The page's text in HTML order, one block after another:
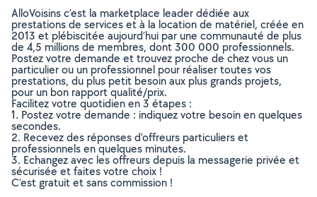
AlloVoisins c’est la marketplace leader dédiée aux
prestations de services et à la location de matériel, créée en
2013 et plébiscitée aujourd’hui par une communauté de plus
de 4,5 millions de membres, dont 300 000 professionnels.
Postez votre demande et trouvez proche de chez vous un
particulier ou un professionnel pour réaliser toutes vos
prestations, du plus petit besoin aux plus grands projets,
pour un bon rapport qualité/prix.
Facilitez votre quotidien en 3 étapes :
1. Postez votre demande : indiquez votre besoin en quelques
secondes.
2. Recevez des réponses d’offreurs particuliers et
professionnels en quelques minutes.
3. Echangez avec les offreurs depuis la messagerie privée et
sécurisée et faites votre choix !
C’est gratuit et sans commission !